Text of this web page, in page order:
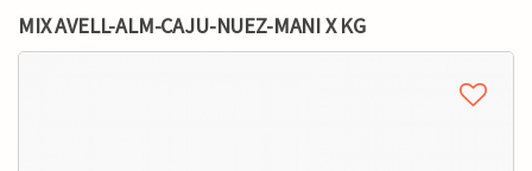
MIX AVELL-ALM-CAJU-NUEZ-MANI X KG